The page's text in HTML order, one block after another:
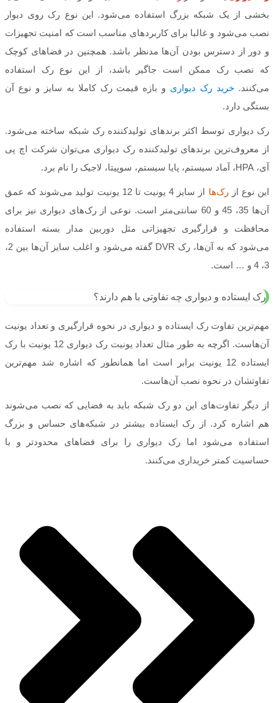
بخشی از یک شبکه‌ بزرگ استفاده می‌شود. این نوع رک روی دیوار
نصب می‌شود و غالبا برای کاربردهای مناسب است که امنیت تجهیزات
و دور از دسترس بودن آن‌ها مدنظر باشد. همچنین در فضاهای کوچک
که نصب رک ممکن است جاگیر باشد، از این نوع رک استفاده
می‌کنند. خرید رک دیواری و بازه قیمت رک کاملا به سایز و نوع آن
بستگی دارد.
رک دیواری توسط اکثر برندهای تولیدکننده رک شبکه ساخته می‌شود.
از معروف‌ترین برندهای تولیدکننده رک دیواری می‌توان شرکت اچ پی
آی، HPA، آماد سیستم، پایا سیستم، سوپیتا، لاجیک را نام برد.
این نوع ازرک‌ها
از سایز 4 یونیت تا 12 یونیت تولید می‌شوند که عمق
آن‌ها 35، 45 و 60 سانتی‌متر است. نوعی از رک‌های دیواری نیز برای
محافظت و قرارگیری تجهیزاتی مثل دوربین مدار بسته استفاده
می‌شود که به آن‌ها، رک DVR گفته می‌شود و اغلب سایز آن‌ها بین 2،
3، 4 و … است.
رک ایستاده و دیواری چه تفاوتی با هم دارند؟
مهم‌ترین تفاوت رک ایستاده و دیواری در نحوه قرارگیری و تعداد یونیت
آن‌هاست. اگرچه به طور مثال تعداد یونیت رک دیواری 12 یونیت با رک
ایستاده 12 یونیت برابر است اما همانطور که اشاره شد مهم‌ترین
تفاوتشان در نحوه نصب آن‌هاست.
از دیگر تفاوت‌های این دورک شبکه باید به فضایی که نصب می‌شوند
هم اشاره کرد. از رک ایستاده بیشتر در شبکه‌های حساس و بزرگ
استفاده می‌شود اما رک دیواری را برای فضاهای محدودتر و با
حساسیت کمتر خریداری می‌کنند.